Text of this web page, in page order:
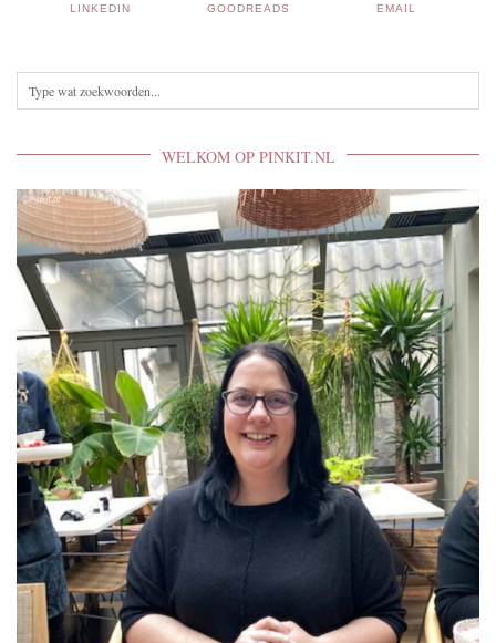
LINKEDIN GOODREADS EMAIL
WELKOM OP PINKIT.NL